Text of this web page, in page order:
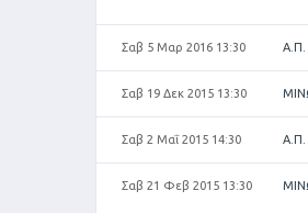
Σαβ 5 Μαρ 2016 13:30 Α.Π.
Σαβ 19 Δεκ 2015 13:30
Σαβ 2 Μαΐ 2015 14:30 Α.Π.
Σαβ 21 Φεβ 2015 13:30